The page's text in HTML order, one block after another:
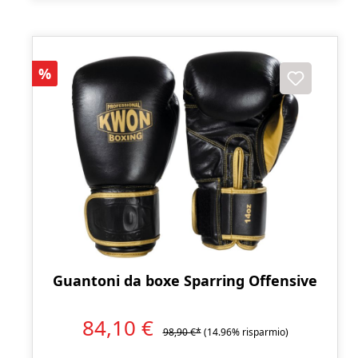
Sconto
%
Guantoni da boxe Sparring Offensive
84,10 € 98,90 €* (14.96% risparmio)